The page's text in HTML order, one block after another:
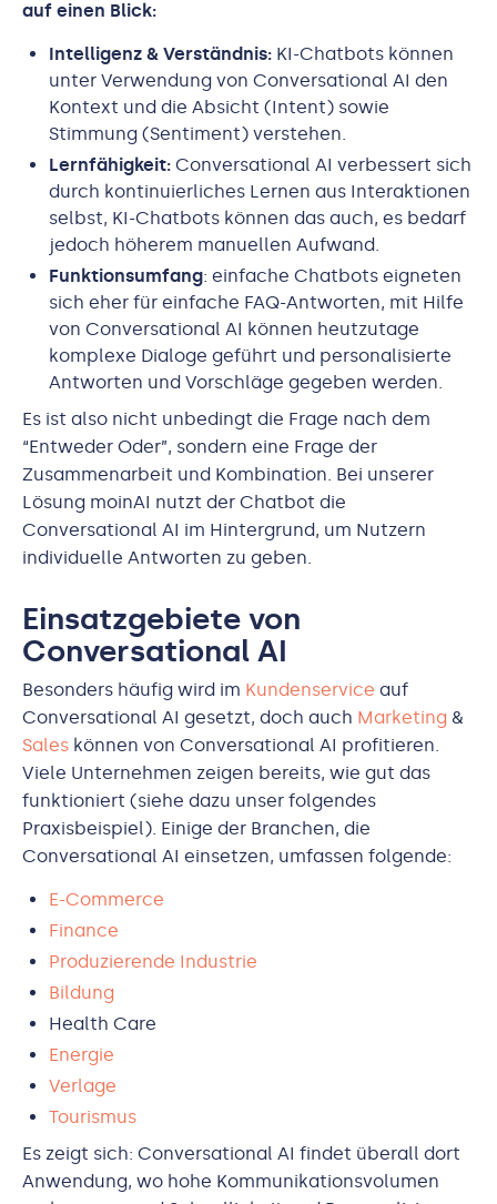
auf einen Blick:
Intelligenz & Verständnis: KI-Chatbots können
unter Verwendung von Conversational AI den
Kontext und die Absicht (Intent) sowie
Stimmung (Sentiment) verstehen.
Lernfähigkeit: Conversational AI verbessert sich
durch kontinuierliches Lernen aus Interaktionen
selbst, KI-Chatbots können das auch, es bedarf
jedoch höherem manuellen Aufwand.
Funktionsumfang: einfache Chatbots eigneten
sich eher für einfache FAQ-Antworten, mit Hilfe
von Conversational AI können heutzutage
komplexe Dialoge geführt und personalisierte
Antworten und Vorschläge gegeben werden.
Es ist also nicht unbedingt die Frage nach dem
“Entweder Oder”, sondern eine Frage der
Zusammenarbeit und Kombination. Bei unserer
Lösung moinAI nutzt der Chatbot die
Conversational AI im Hintergrund, um Nutzern
individuelle Antworten zu geben.
Einsatzgebiete von
Conversational AI
Besonders häufig wird im Kundenservice auf
Conversational AI gesetzt, doch auch Marketing &
Sales können von Conversational AI profitieren.
Viele Unternehmen zeigen bereits, wie gut das
funktioniert (siehe dazu unser folgendes
Praxisbeispiel). Einige der Branchen, die
Conversational AI einsetzen, umfassen folgende:
E-Commerce
Finance
Produzierende Industrie
Bildung
Health Care
Energie
Verlage
Tourismus
Es zeigt sich: Conversational AI findet überall dort
Anwendung, wo hohe Kommunikationsvolumen